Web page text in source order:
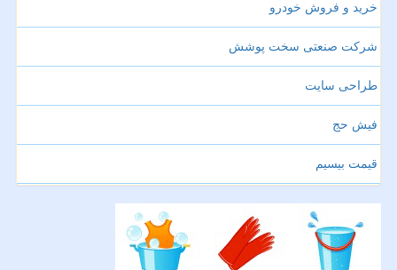
خرید و فروش خودرو
شرکت صنعتی سخت پوشش
طراحی سایت
فیش حج
قیمت بیسیم